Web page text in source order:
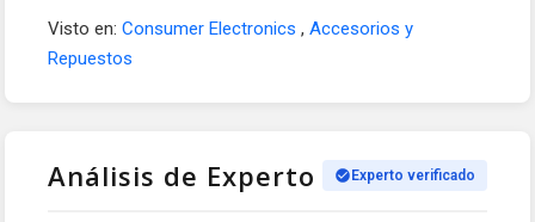
Visto en: Consumer Electronics , Accesorios y
Repuestos
Análisis de Experto Experto verificado